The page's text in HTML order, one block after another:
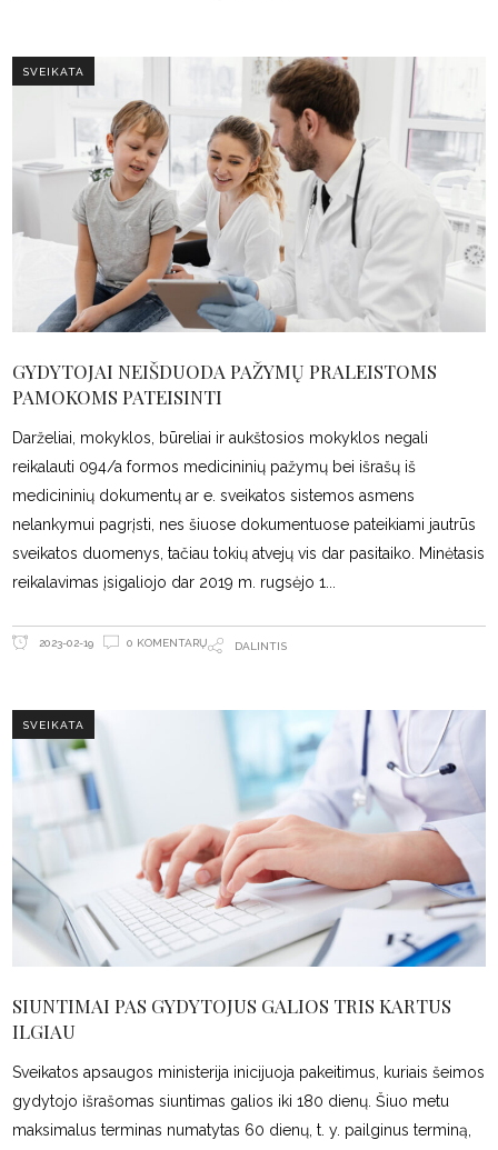
SVEIKATA
GYDYTOJAI NEIŠDUODA PAŽYMŲ PRALEISTOMS
PAMOKOMS PATEISINTI
Darželiai, mokyklos, būreliai ir aukštosios mokyklos negali
reikalauti 094/a formos medicininių pažymų bei išrašų iš
medicininių dokumentų ar e. sveikatos sistemos asmens
nelankymui pagrįsti, nes šiuose dokumentuose pateikiami jautrūs
sveikatos duomenys, tačiau tokių atvejų vis dar pasitaiko. Minėtasis
reikalavimas įsigaliojo dar 2019 m. rugsėjo 1
2023-02-19 0 KOMENTARŲ DALINTIS
SVEIKATA
SIUNTIMAI PAS GYDYTOJUS GALIOS TRIS KARTUS
ILGIAU
Sveikatos apsaugos ministerija inicijuoja pakeitimus, kuriais šeimos
gydytojo išrašomas siuntimas galios iki 180 dienų. Šiuo metu
maksimalus terminas numatytas 60 dienų, t. y. pailginus terminą,